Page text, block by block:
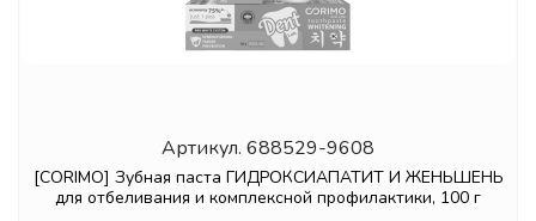
Артикул. 688529-9608
[CORIMO] Зубная паста ГИДРОКСИАПАТИТ И ЖЕНЬШЕНЬ
для отбеливания и комплексной профилактики, 100 г